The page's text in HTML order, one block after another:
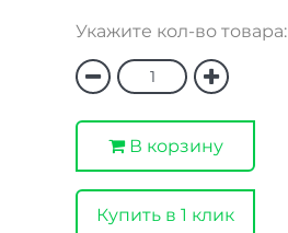
Укажите кол-во товара:
В корзину
Купить в 1 клик